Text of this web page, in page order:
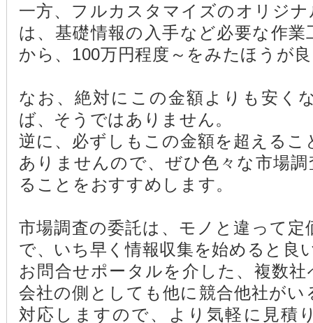
一方、フルカスタマイズのオリジ
は、基礎情報の入手など必要な作
から、100万円程度～をみたほうが
なお、絶対にこの金額よりも安く
ば、そうではありません。
逆に、必ずしもこの金額を超える
ありませんので、ぜひ色々な市場
ることをおすすめします。
市場調査の委託は、モノと違って
で、いち早く情報収集を始めると良
お問合せポータルを介した、複数
会社の側としても他に競合他社が
対応しますので、より気軽に見積